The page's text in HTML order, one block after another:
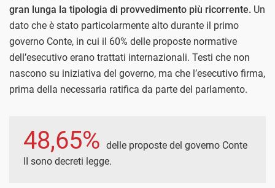
gran lunga la tipologia di provvedimento più ricorrente. Un
dato che è stato particolarmente alto durante il primo
governo Conte, in cui il 60% delle proposte normative
dell’esecutivo erano trattati internazionali. Testi che non
nascono su iniziativa del governo, ma che l’esecutivo firma,
prima della necessaria ratifica da parte del parlamento.
48,65% delle proposte del governo Conte
II sono decreti legge.